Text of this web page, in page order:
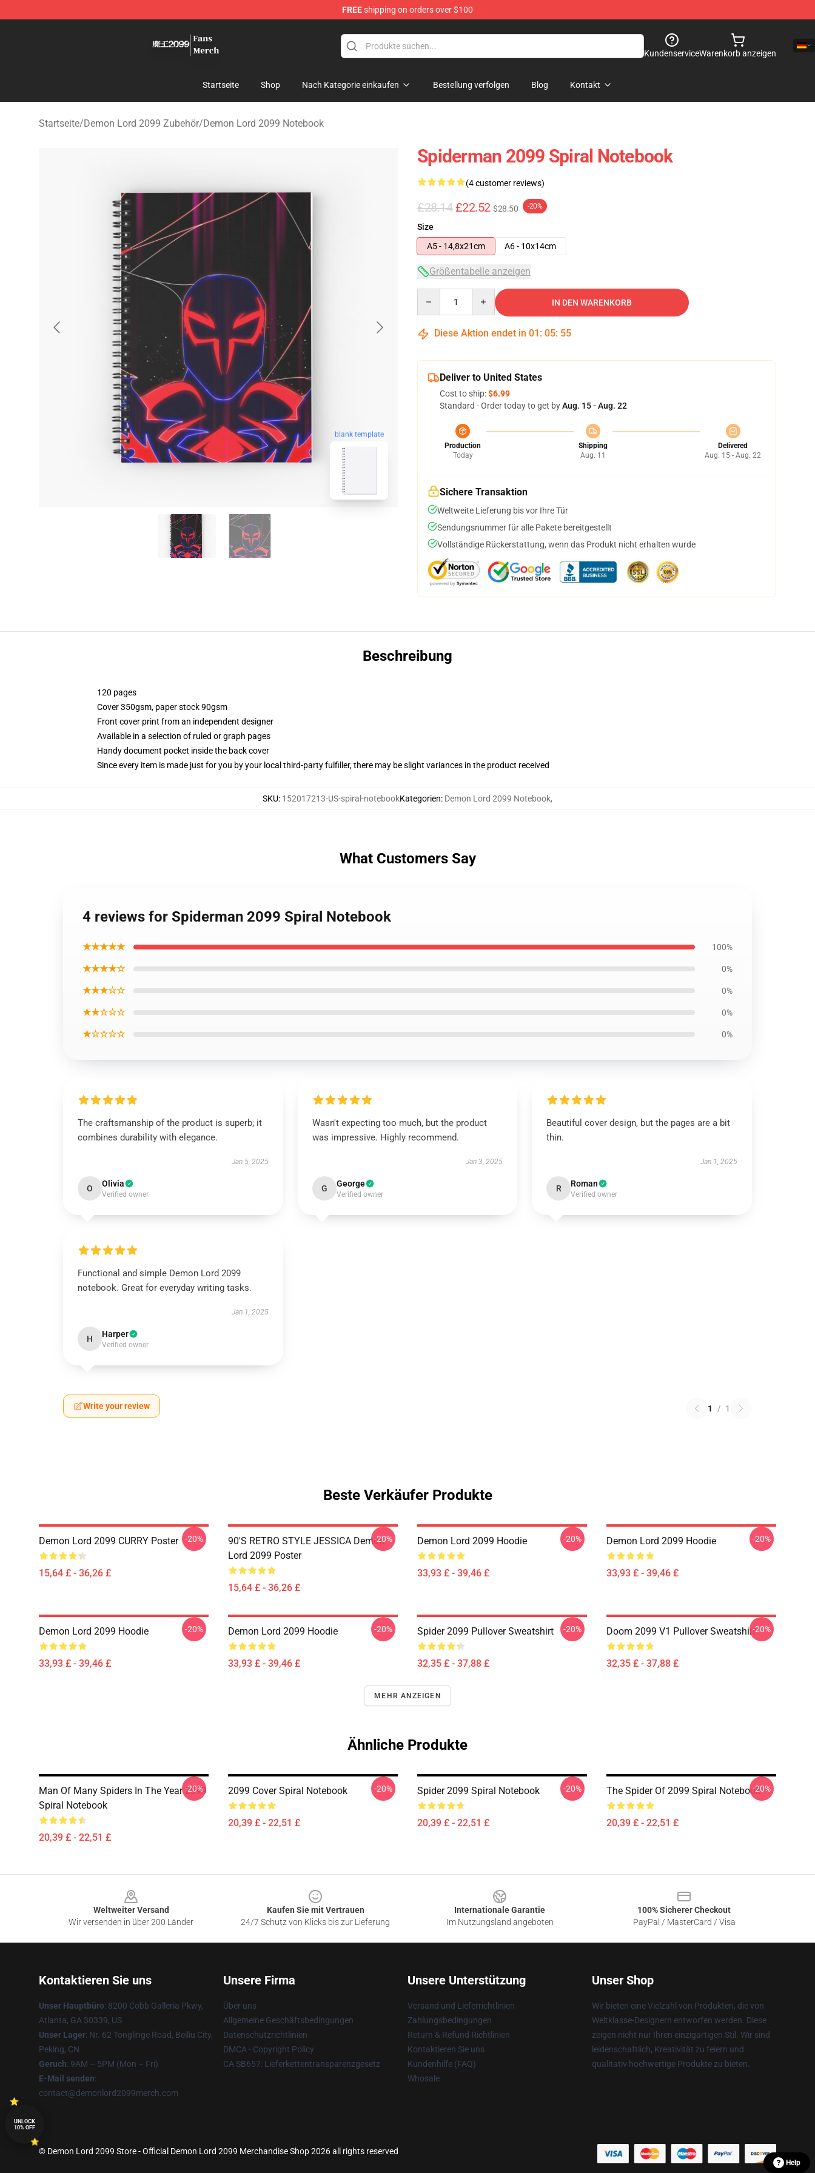
FREEshipping on orders over $100
KundenserviceWarenkorb anzeigen
Startseite Shop Nach Kategorie einkaufen Bestellung verfolgen Blog Kontakt
Startseite/Demon Lord 2099 Zubehör/Demon Lord 2099 Notebook
blank template
Spiderman 2099 Spiral Notebook
(4 customer reviews)
£28.14 £22.52 $28.50 -20%
Size
A5 - 14,8x21cm
A6 - 10x14cm
Größentabelle anzeigen
IN DEN WARENKORB
Diese Aktion endet in 01 : 05: 54
Deliver to United States
Cost to ship:$6.99
Standard - Order today to get byAug. 15 - Aug. 22
Production
Today
Shipping
Aug. 11
Delivered
Aug. 15 - Aug. 22
Sichere Transaktion
Weltweite Lieferung bis vor Ihre Tür
Sendungsnummer für alle Pakete bereitgestellt
Vollständige Rückerstattung, wenn das Produkt nicht erhalten wurde
Beschreibung
120 pages
Cover 350gsm, paper stock 90gsm
Front cover print from an independent designer
Available in a selection of ruled or graph pages
Handy document pocket inside the back cover
Since every item is made just for you by your local third-party fulfiller, there may be slight variances in the product received
SKU: 152017213-US-spiral-notebookKategorien: Demon Lord 2099 Notebook,
What Customers Say
4 reviews for Spiderman 2099 Spiral Notebook
★★★★★ 100%
★★★★☆ 0%
★★★☆☆ 0%
★★☆☆☆ 0%
★☆☆☆☆ 0%
The craftsmanship of the product is superb; it
combines durability with elegance.
Jan 5, 2025
O Olivia
Verified owner
Wasn't expecting too much, but the product
was impressive. Highly recommend.
Jan 3, 2025
G George
Verified owner
Beautiful cover design, but the pages are a bit
thin.
Jan 1, 2025
R Roman
Verified owner
Functional and simple Demon Lord 2099
notebook. Great for everyday writing tasks.
Jan 1, 2025
H Harper
Verified owner
Write your review 1 / 1
Beste Verkäufer Produkte
Demon Lord 2099 CURRY Poster
15,64 £ - 36,26 £
-20%
90'S RETRO STYLE JESSICA Demon
Lord 2099 Poster
15,64 £ - 36,26 £
-20% Demon Lord 2099 Hoodie
33,93 £ - 39,46 £
-20% Demon Lord 2099 Hoodie
33,93 £ - 39,46 £
-20%
Demon Lord 2099 Hoodie
33,93 £ - 39,46 £
-20% Demon Lord 2099 Hoodie
33,93 £ - 39,46 £
-20% Spider 2099 Pullover Sweatshirt
32,35 £ - 37,88 £
-20% Doom 2099 V1 Pullover Sweatshirt
32,35 £ - 37,88 £
-20%
MEHR ANZEIGEN
Ähnliche Produkte
Man Of Many Spiders In The Year 2099
Spiral Notebook
20,39 £ - 22,51 £
-20% 2099 Cover Spiral Notebook
20,39 £ - 22,51 £
-20% Spider 2099 Spiral Notebook
20,39 £ - 22,51 £
-20% The Spider Of 2099 Spiral Notebook
20,39 £ - 22,51 £
-20%
Weltweiter Versand
Wir versenden in über 200 Länder
Kaufen Sie mit Vertrauen
24/7 Schutz von Klicks bis zur Lieferung
Internationale Garantie
Im Nutzungsland angeboten
100% Sicherer Checkout
PayPal / MasterCard / Visa
Kontaktieren Sie uns
Unser Hauptbüro: 8200 Cobb Galleria Pkwy,
Atlanta, GA 30339, US
Unser Lager: Nr. 62 Tonglinge Road, Beiliu City,
Peking, CN
Geruch: 9AM – 5PM (Mon – Fri)
E-Mail senden:
contact@demonlord2099merch.com
Unsere Firma
Über uns
Allgemeine Geschäftsbedingungen
Datenschutzrichtlinien
DMCA - Copyright Policy
CA SB657: Lieferkettentransparenzgesetz
Unsere Unterstützung
Versand und Lieferrichtlinien
Zahlungsbedingungen
Return & Refund Richtlinien
Kontaktieren Sie uns
Kundenhilfe (FAQ)
Whosale
Unser Shop
Wir bieten eine Vielzahl von Produkten, die von
Weltklasse-Designern entworfen werden. Diese
zeigen nicht nur Ihren einzigartigen Stil. Wir sind
leidenschaftlich, Kreativität zu feiern und
qualitativ hochwertige Produkte zu bieten.
© Demon Lord 2099 Store - Official Demon Lord 2099 Merchandise Shop 2026 all rights reserved
Help
UNLOCK
10% OFF